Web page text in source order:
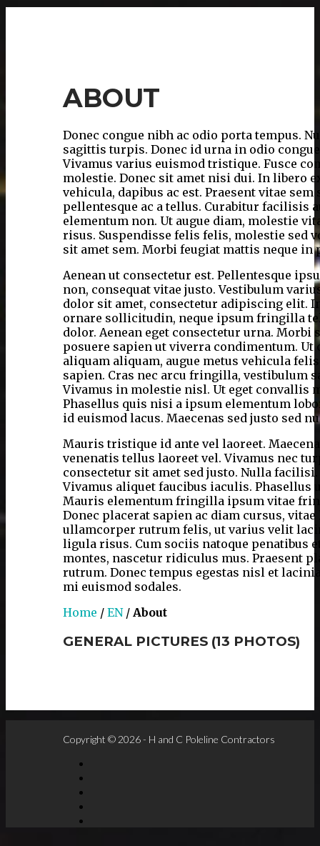
ABOUT
Donec congue nibh ac odio porta tempus.
sagittis turpis. Donec id urna in odio
Vivamus varius euismod tristique. Fusce
molestie. Donec sit amet nisi dui. In libero
vehicula, dapibus ac est. Praesent vitae
pellentesque ac a tellus. Curabitur facilisis
elementum non. Ut augue diam, molestie
risus. Suspendisse felis felis, molestie sed
sit amet sem. Morbi feugiat mattis neque in
Aenean ut consectetur est. Pellentesque
non, consequat vitae justo. Vestibulum
dolor sit amet, consectetur adipiscing elit.
ornare sollicitudin, neque ipsum fringilla
dolor. Aenean eget consectetur urna. Morbi
posuere sapien ut viverra condimentum. Ut
aliquam aliquam, augue metus vehicula
sapien. Cras nec arcu fringilla, vestibulum
Vivamus in molestie nisl. Ut eget convallis
Phasellus quis nisi a ipsum elementum
id euismod lacus. Maecenas sed justo sed
Mauris tristique id ante vel laoreet.
venenatis tellus laoreet vel. Vivamus nec
consectetur sit amet sed justo. Nulla
Vivamus aliquet faucibus iaculis.
Mauris elementum fringilla ipsum vitae
Donec placerat sapien ac diam cursus,
ullamcorper rutrum felis, ut varius velit
ligula risus. Cum sociis natoque penatibus
montes, nascetur ridiculus mus. Praesent
rutrum. Donec tempus egestas nisl et
mi euismod sodales.
Home / EN / About
GENERAL PICTURES (13 PHOTOS)
Copyright © 2026 - H and C Poleline Contractors